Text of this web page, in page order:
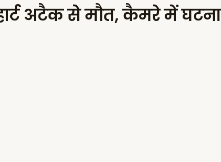
अटैक से मौत, कैमरे में घटना